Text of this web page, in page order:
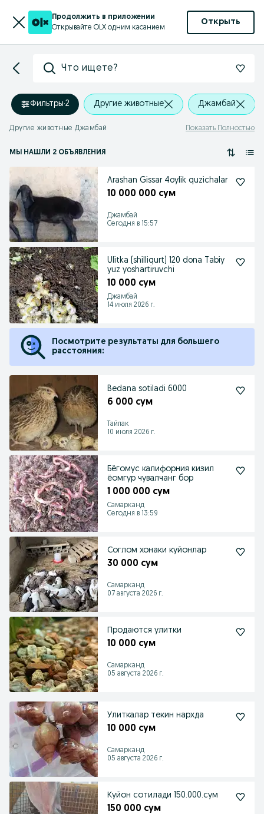
Продолжить в приложении
Открывайте OLX одним касанием
Открыть
Что ищете?
Фильтры·2 Другие животные Джамбай
Другие животные Джамбай Показать Полностью
МЫ НАШЛИ 2 ОБЪЯВЛЕНИЯ
Arashan Gissar 4oylik quzichalar
10 000 000 сум
Джамбай
Сегодня в 15:57
Ulitka (shilliqurt) 120 dona Tabiy
yuz yoshartiruvchi
10 000 сум
Джамбай
14 июля 2026 г.
Посмотрите результаты для большего
расстояния:
Bedana sotiladi 6000
6 000 сум
Тайлак
10 июля 2026 г.
Бёгомус калифорния кизил
ёомгур чувалчанг бор
1 000 000 сум
Самарканд
Сегодня в 13:59
Соглом хонаки куйонлар
30 000 сум
Самарканд
07 августа 2026 г.
Продаются улитки
10 000 сум
Самарканд
05 августа 2026 г.
Улиткалар текин нархда
10 000 сум
Самарканд
05 августа 2026 г.
Куйон сотилади 150.000.сум
150 000 сум